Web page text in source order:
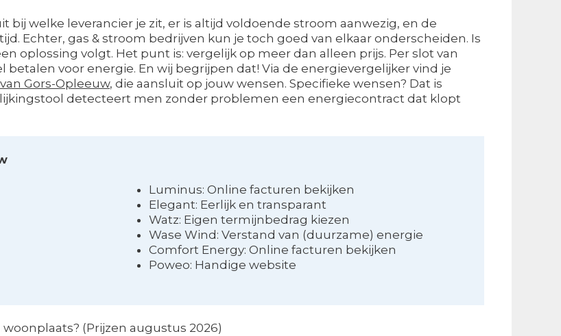
bij welke leverancier je zit, er is altijd voldoende stroom aanwezig, en de
Echter, gas & stroom bedrijven kun je toch goed van elkaar onderscheiden. Is
oplossing volgt. Het punt is: vergelijk op meer dan alleen prijs. Per slot van
voor energie. En wij begrijpen dat! Via de energievergelijker vind je
Gors-Opleeuw, die aansluit op jouw wensen. Specifieke wensen? Dat is
detecteert men zonder problemen een energiecontract dat klopt
Luminus: Online facturen bekijken
Elegant: Eerlijk en transparant
Watz: Eigen termijnbedrag kiezen
Wase Wind: Verstand van (duurzame) energie
Comfort Energy: Online facturen bekijken
Poweo: Handige website
(Prijzen augustus 2026)